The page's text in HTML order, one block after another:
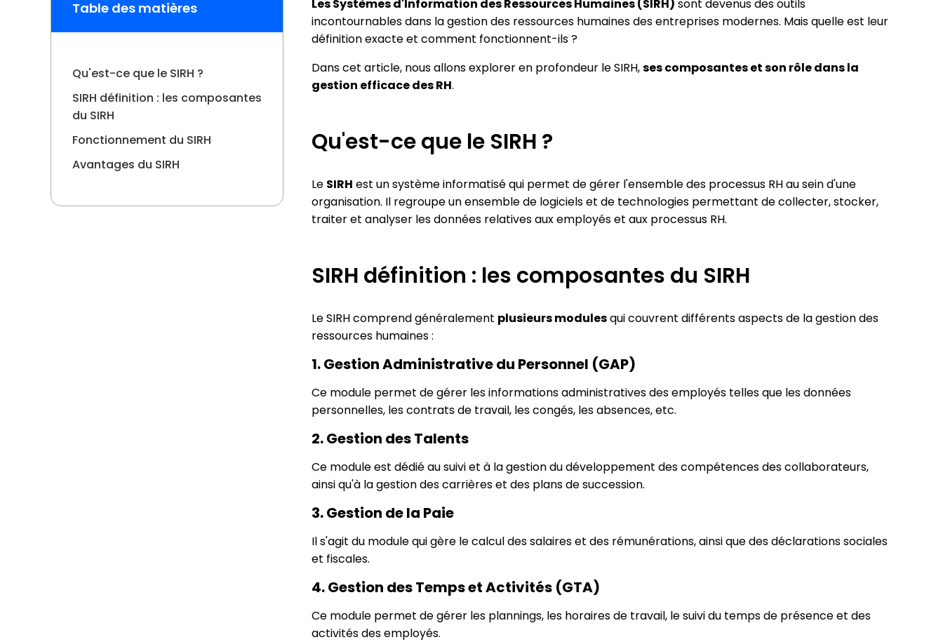
Planifier les ressources, maintenir
l'activité et faciliter la préparation
de la paie
interne
Formation
Construire et piloter un plan de
Table des matières
Qu'est-ce que le SIRH ?
SIRH définition : les composantes
du SIRH
Fonctionnement du SIRH
Avantages du SIRH
Les Systèmes d'Information des Ressources Humaines (SIRH) sont devenus des outils
incontournables dans la gestion des ressources humaines des entreprises modernes. Mais quelle est leur
définition exacte et comment fonctionnent-ils ?
Dans cet article, nous allons explorer en profondeur le SIRH,ses composantes et son rôle dans la
gestion efficace des RH.
Qu'est-ce que le SIRH ?
Le SIRH est un système informatisé qui permet de gérer l'ensemble des processus RH au sein d'une
organisation. Il regroupe un ensemble de logiciels et de technologies permettant de collecter, stocker,
traiter et analyser les données relatives aux employés et aux processus RH.
SIRH définition : les composantes du SIRH
Le SIRH comprend généralement plusieurs modulesqui couvrent différents aspects de la gestion des
ressources humaines :
1. Gestion Administrative du Personnel (GAP)
Ce module permet de gérer les informations administratives des employés telles que les données
personnelles, les contrats de travail, les congés, les absences, etc.
2. Gestion des Talents
Ce module est dédié au suivi et à la gestion du développement des compétences des collaborateurs,
ainsi qu'à la gestion des carrières et des plans de succession.
3. Gestion de la Paie
Il s'agit du module qui gère le calcul des salaires et des rémunérations, ainsi que des déclarations sociales
et fiscales.
4. Gestion des Temps et Activités (GTA)
Ce module permet de gérer les plannings, les horaires de travail, le suivi du temps de présence et des
activités des employés.